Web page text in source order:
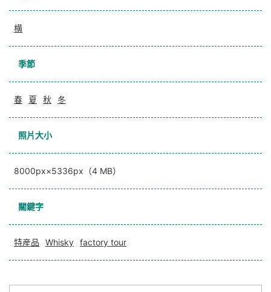
横
季節
春 夏 秋 冬
照片大小
8000px×5336px（4 MB）
關鍵字
特産品 Whisky factory tour